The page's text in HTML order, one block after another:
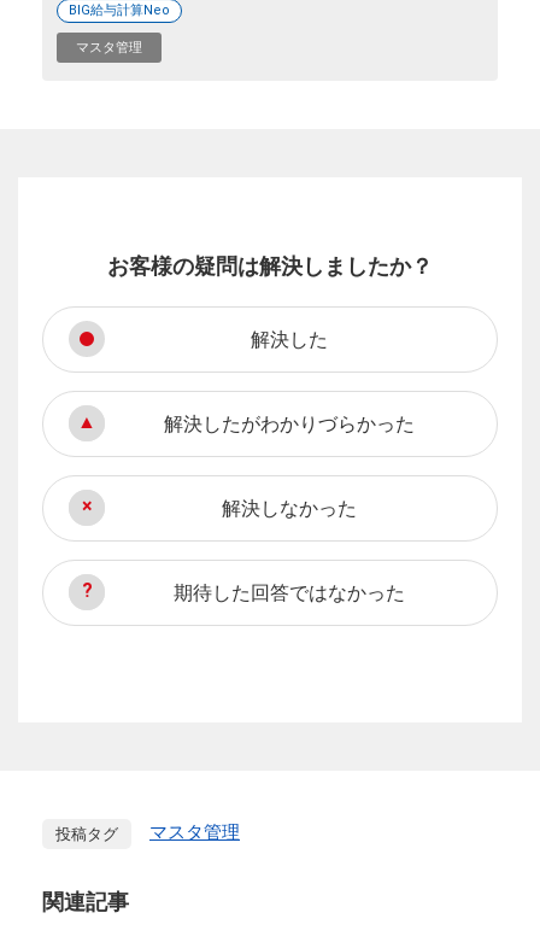
BIG給与計算Neo
マスタ管理
お客様の疑問は解決しましたか？
解決した
解決したがわかりづらかった
解決しなかった
期待した回答ではなかった
投稿タグ マスタ管理
関連記事